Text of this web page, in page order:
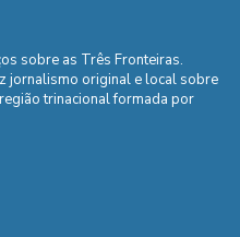
sobre as Três Fronteiras.
jornalismo original e local sobre
trinacional formada por